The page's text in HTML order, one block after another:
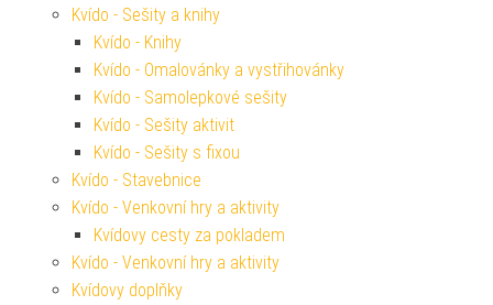
Kvído - Sešity a knihy
Kvído - Knihy
Kvído - Omalovánky a vystřihovánky
Kvído - Samolepkové sešity
Kvído - Sešity aktivit
Kvído - Sešity s fixou
Kvído - Stavebnice
Kvído - Venkovní hry a aktivity
Kvídovy cesty za pokladem
Kvído - Venkovní hry a aktivity
Kvídovy doplňky